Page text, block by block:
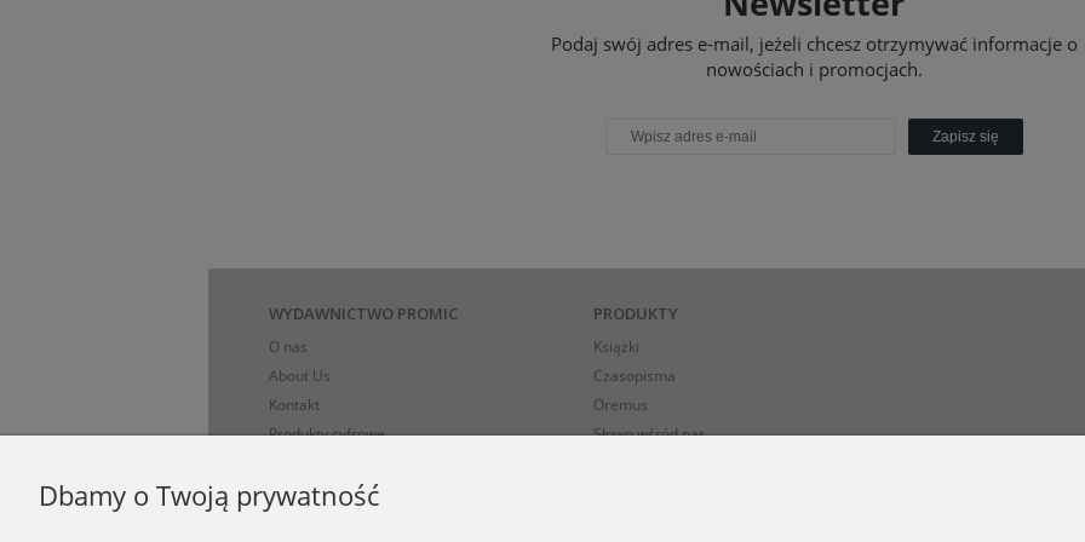
Podaj swój adres e-mail, jeżeli chcesz otrzymywać informacje o
nowościach i promocjach.
Zapisz się
WYDAWNICTWO PROMIC
O nas
About Us
Kontakt
Produkty cyfrowe
Koszty, sposoby i ograniczenia dostawy
PRODUKTY
Książki
Czasopisma
Oremus
Słowo wśród nas
Dbamy o Twoją prywatność